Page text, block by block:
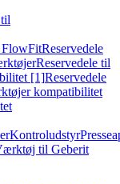
Reservedele
Reservedele til
[1]Reservedele
kompatibilitet
Kontroludstyr
til Geberit